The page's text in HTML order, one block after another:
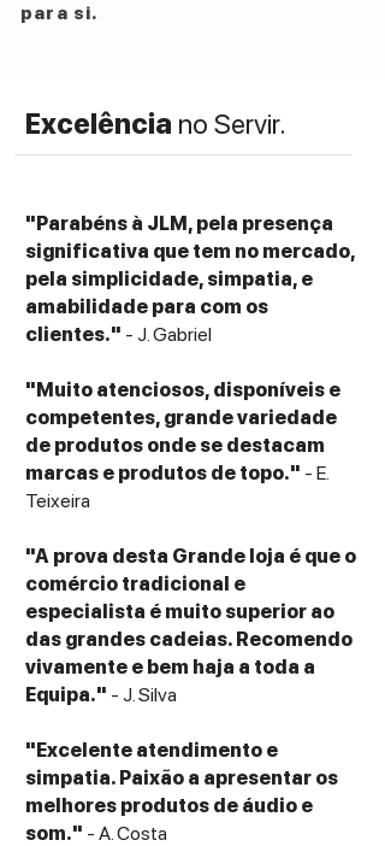
Sensitivity: 90 dB @ 2.83 V/1 m
Dimensions (W × H × D): ~334 × 1 179 ×
480 mm (13.15″ × 46.42″ × 18.9″)
para si.
Excelência no Servir.
"Parabéns à JLM, pela presença
significativa que tem no mercado,
pela simplicidade, simpatia, e
amabilidade para com os
clientes." - J. Gabriel
"Muito atenciosos, disponíveis e
competentes, grande variedade
de produtos onde se destacam
marcas e produtos de topo." - E.
Teixeira
"A prova desta Grande loja é que o
comércio tradicional e
especialista é muito superior ao
das grandes cadeias. Recomendo
vivamente e bem haja a toda a
Equipa." - J. Silva
"Excelente atendimento e
simpatia. Paixão a apresentar os
melhores produtos de áudio e
som." - A. Costa